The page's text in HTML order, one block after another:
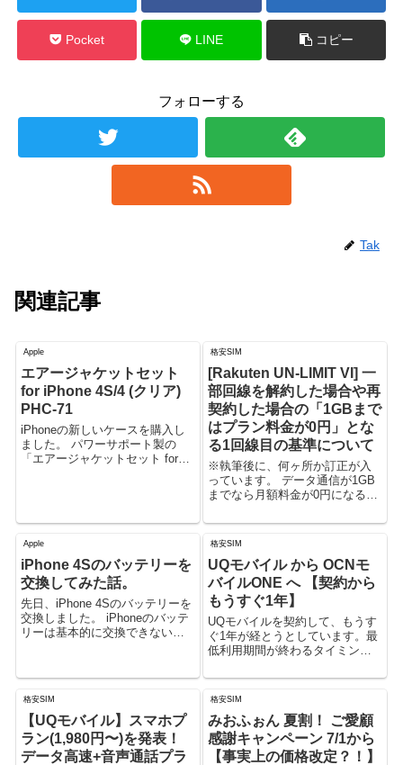
Pocket LINE コピー
フォローする
Tak
関連記事
Apple
エアージャケットセット
for iPhone 4S/4 (クリア)
PHC-71
iPhoneの新しいケースを購入し
ました。 パワーサポート製の
「エアージャケットセット for
格安SIM
[Rakuten UN-LIMIT VI] 一
部回線を解約した場合や再
契約した場合の「1GBまで
はプラン料金が0円」とな
る1回線目の基準について
※執筆後に、何ヶ所か訂正が入
っています。 データ通信が1GB
までなら月額料金が0円になる、
UN-LIMIT VI」。 複数回線を利
用中に解約した場合や、一度解
約して再契約した場合につい
て、...
Apple
iPhone 4Sのバッテリーを
交換してみた話。
先日、iPhone 4Sのバッテリーを
交換しました。 iPhoneのバッテ
リーは基本的に交換できないよ
を行っている業者に依頼する 自
格安SIM
UQモバイル から OCNモ
バイルONE へ 【契約から
もうすぐ1年】
UQモバイルを契約して、もうす
ぐ1年が経とうとしています。最
低利用期間が終わるタイミング
転出を検討しています。
格安SIM
【UQモバイル】スマホプ
ラン(1,980円〜)を発表！
データ高速+音声通話プラ
格安SIM
みおふぉん 夏割！ ご愛顧
感謝キャンペーン 7/1から
【事実上の価格改定？！】